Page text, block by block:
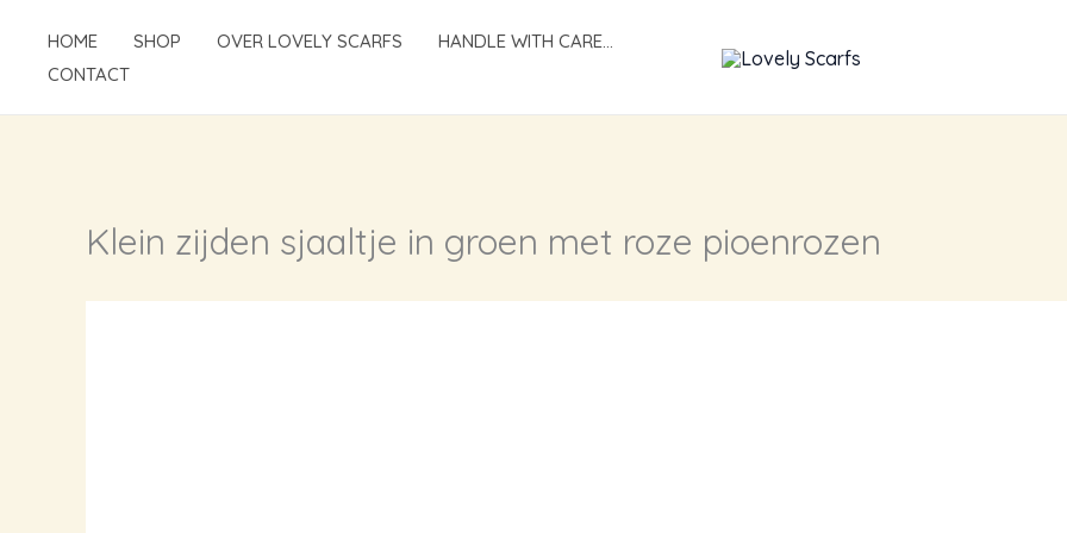
inhoud
HOME SHOP OVER LOVELY SCARFS
HANDLE WITH CARE…
CONTACT
Klein zijden sjaaltje in groen met roze pioenrozen